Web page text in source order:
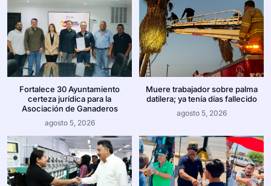
Fortalece 30 Ayuntamiento
certeza jurídica para la
Asociación de Ganaderos
agosto 5, 2026
Muere trabajador sobre palma
datilera; ya tenía días fallecido
agosto 5, 2026